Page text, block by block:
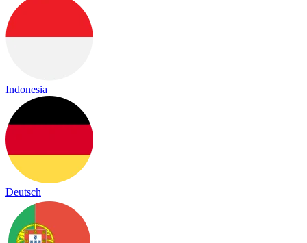
Indonesia
Deutsch